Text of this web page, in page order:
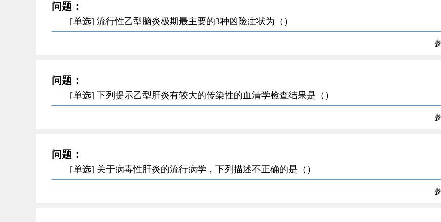
问题：
[单选] 流行性乙型脑炎极期最主要的3种凶险症状为（）
问题：
[单选] 下列提示乙型肝炎有较大的传染性的血清学检查结果是（）
问题：
[单选] 关于病毒性肝炎的流行病学，下列描述不正确的是（）